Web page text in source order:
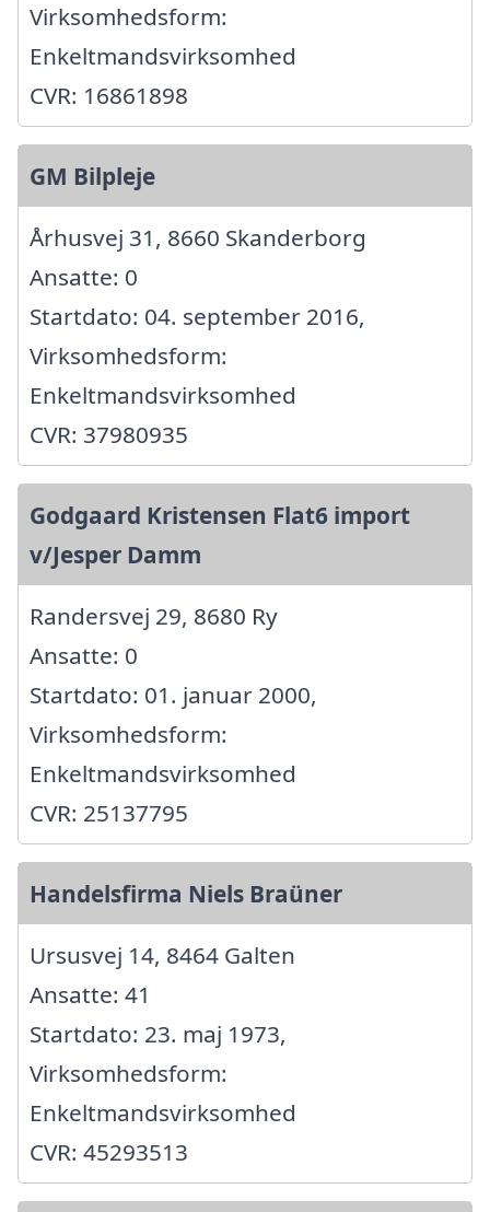
Virksomhedsform:
Enkeltmandsvirksomhed
CVR: 16861898
GM Bilpleje
Århusvej 31, 8660 Skanderborg
Ansatte: 0
Startdato: 04. september 2016,
Virksomhedsform:
Enkeltmandsvirksomhed
CVR: 37980935
Godgaard Kristensen Flat6 import
v/Jesper Damm
Randersvej 29, 8680 Ry
Ansatte: 0
Startdato: 01. januar 2000,
Virksomhedsform:
Enkeltmandsvirksomhed
CVR: 25137795
Handelsfirma Niels Braüner
Ursusvej 14, 8464 Galten
Ansatte: 41
Startdato: 23. maj 1973,
Virksomhedsform:
Enkeltmandsvirksomhed
CVR: 45293513